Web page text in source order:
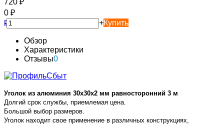
0 ₽
-
+Купить
Обзор
Характеристики
Отзывы0
Уголок из алюминия 30х30х2 мм равносторонний 3 м
Долгий срок службы, приемлемая цена.
Большой выбор размеров.
Уголок находит свое применение в различных конструкциях,